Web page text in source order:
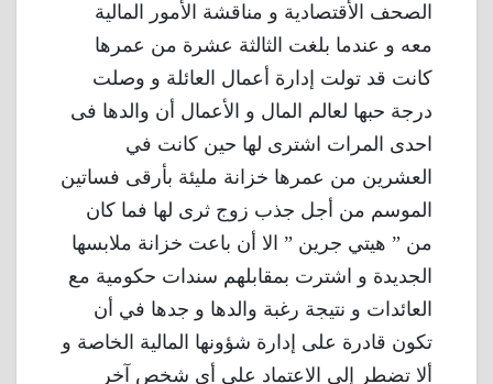
الصحف الأقتصادية و مناقشة الأمور المالية
معه و عندما بلغت الثالثة عشرة من عمرها
كانت قد تولت إدارة أعمال العائلة و وصلت
درجة حبها لعالم المال و الأعمال أن والدها فى
احدى المرات اشترى لها حين كانت في
العشرين من عمرها خزانة مليئة بأرقى فساتين
الموسم من أجل جذب زوج ثرى لها فما كان
من ” هيتي جرين ” الا أن باعت خزانة ملابسها
الجديدة و اشترت بمقابلهم سندات حكومية مع
العائدات و نتيجة رغبة والدها و جدها في أن
تكون قادرة على إدارة شؤونها المالية الخاصة و
ألا تضطر إلى الاعتماد على أي شخص آخر